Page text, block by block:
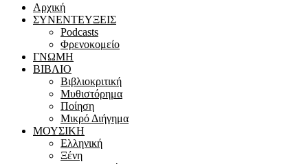
Αρχική
ΣΥΝΕΝΤΕΥΞΕΙΣ
Podcasts
Φρενοκομείο
ΓΝΩΜΗ
ΒΙΒΛΙΟ
Βιβλιοκριτική
Μυθιστόρημα
Ποίηση
Μικρό Διήγημα
ΜΟΥΣΙΚΗ
Ελληνική
Ξένη